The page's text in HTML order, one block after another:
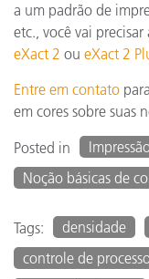
a um padrão de
etc., você vai
eXact 2 ou eXact 2
Entre em contato
em cores sobre suas
Posted in
Noção básicas de
Tags: densidade
controle de